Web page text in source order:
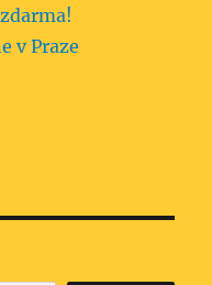
v Praze